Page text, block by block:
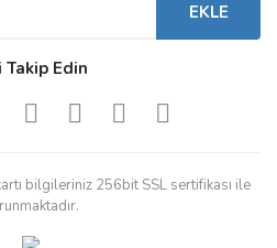
EKLE
Takip Edin
bilgileriniz 256bit SSL sertifikası ile